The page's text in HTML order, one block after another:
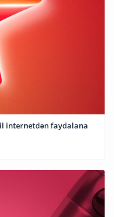
internetdən faydalana